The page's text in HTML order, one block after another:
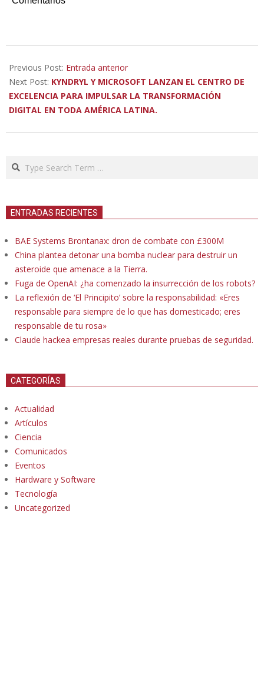
02-
17
Previous Post: Entrada anterior
Next Post: KYNDRYL Y MICROSOFT LANZAN EL CENTRO DE
EXCELENCIA PARA IMPULSAR LA TRANSFORMACIÓN
DIGITAL EN TODA AMÉRICA LATINA.
Search
ENTRADAS RECIENTES
BAE Systems Brontanax: dron de combate con £300M
China plantea detonar una bomba nuclear para destruir un
asteroide que amenace a la Tierra.
Fuga de OpenAI: ¿ha comenzado la insurrección de los robots?
La reflexión de ‘El Principito’ sobre la responsabilidad: «Eres
responsable para siempre de lo que has domesticado; eres
responsable de tu rosa»
Claude hackea empresas reales durante pruebas de seguridad.
CATEGORÍAS
Actualidad
Artículos
Ciencia
Comunicados
Eventos
Hardware y Software
Tecnología
Uncategorized